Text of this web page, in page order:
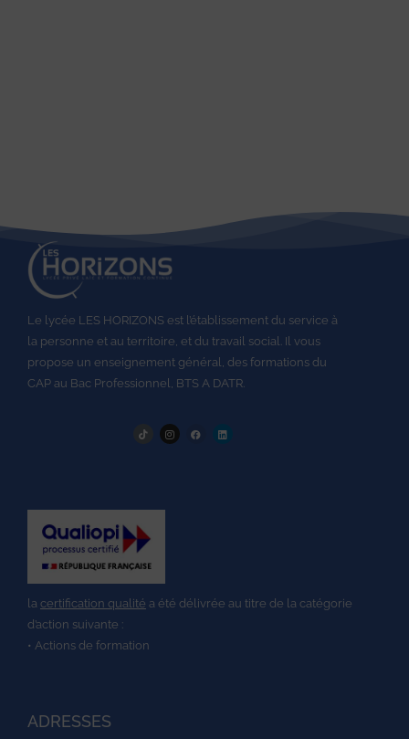
Le lycée LES HORIZONS est l’établissement du service à
la personne et au territoire, et du travail social. Il vous
propose un enseignement général, des formations du
CAP au Bac Professionnel, BTS A DATR.
la certification qualité a été délivrée au titre de la catégorie
d’action suivante :
• Actions de formation
ADRESSES